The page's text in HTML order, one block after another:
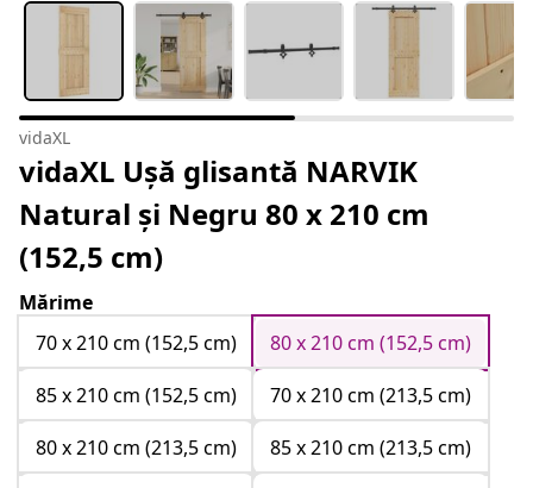
vidaXL
vidaXL Ușă glisantă NARVIK
Natural și Negru 80 x 210 cm
(152,5 cm)
Mărime
70 x 210 cm (152,5 cm)
80 x 210 cm (152,5 cm)
85 x 210 cm (152,5 cm)
70 x 210 cm (213,5 cm)
80 x 210 cm (213,5 cm)
85 x 210 cm (213,5 cm)